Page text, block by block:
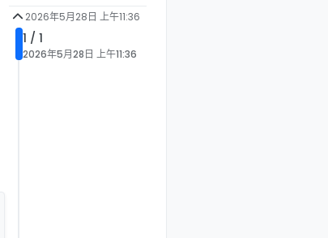
2026年5月28日 上午11:36
1 / 1
2026年5月28日 上午11:36